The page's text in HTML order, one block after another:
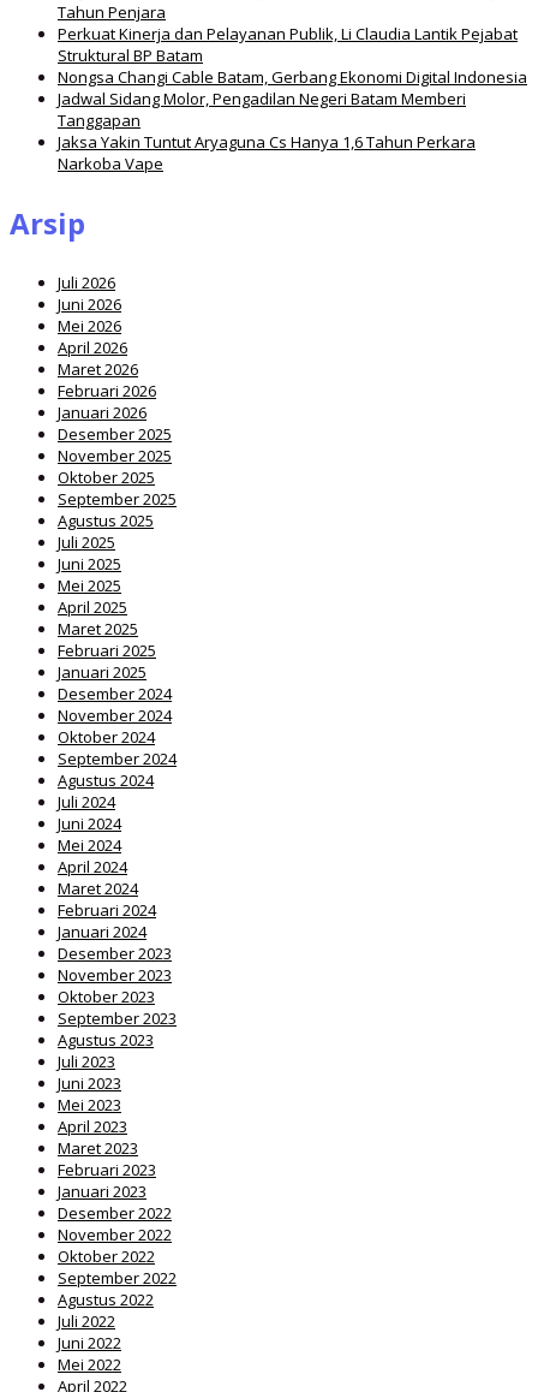
Tahun Penjara
Perkuat Kinerja dan Pelayanan Publik, Li Claudia Lantik Pejabat
Struktural BP Batam
Nongsa Changi Cable Batam, Gerbang Ekonomi Digital Indonesia
Jadwal Sidang Molor, Pengadilan Negeri Batam Memberi
Tanggapan
Jaksa Yakin Tuntut Aryaguna Cs Hanya 1,6 Tahun Perkara
Narkoba Vape
Arsip
Juli 2026
Juni 2026
Mei 2026
April 2026
Maret 2026
Februari 2026
Januari 2026
Desember 2025
November 2025
Oktober 2025
September 2025
Agustus 2025
Juli 2025
Juni 2025
Mei 2025
April 2025
Maret 2025
Februari 2025
Januari 2025
Desember 2024
November 2024
Oktober 2024
September 2024
Agustus 2024
Juli 2024
Juni 2024
Mei 2024
April 2024
Maret 2024
Februari 2024
Januari 2024
Desember 2023
November 2023
Oktober 2023
September 2023
Agustus 2023
Juli 2023
Juni 2023
Mei 2023
April 2023
Maret 2023
Februari 2023
Januari 2023
Desember 2022
November 2022
Oktober 2022
September 2022
Agustus 2022
Juli 2022
Juni 2022
Mei 2022
April 2022